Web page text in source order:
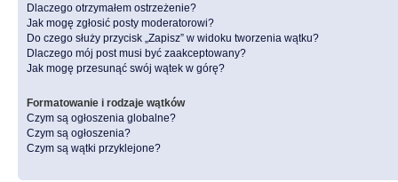
Dlaczego otrzymałem ostrzeżenie?
Jak mogę zgłosić posty moderatorowi?
Do czego służy przycisk „Zapisz” w widoku tworzenia wątku?
Dlaczego mój post musi być zaakceptowany?
Jak mogę przesunąć swój wątek w górę?
Formatowanie i rodzaje wątków
Czym są ogłoszenia globalne?
Czym są ogłoszenia?
Czym są wątki przyklejone?